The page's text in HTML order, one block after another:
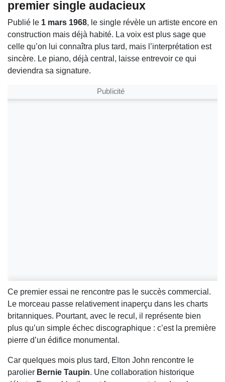
premier single audacieux
Publié le 1 mars 1968, le single révèle un artiste encore en
construction mais déjà habité. La voix est plus sage que
celle qu’on lui connaîtra plus tard, mais l’interprétation est
sincère. Le piano, déjà central, laisse entrevoir ce qui
deviendra sa signature.
Publicité
Ce premier essai ne rencontre pas le succès commercial.
Le morceau passe relativement inaperçu dans les charts
britanniques. Pourtant, avec le recul, il représente bien
plus qu’un simple échec discographique : c’est la première
pierre d’un édifice monumental.
Car quelques mois plus tard, Elton John rencontre le
parolier Bernie Taupin. Une collaboration historique